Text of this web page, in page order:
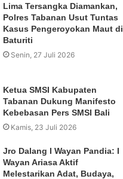
Lima Tersangka Diamankan,
Polres Tabanan Usut Tuntas
Kasus Pengeroyokan Maut di
Baturiti
Senin, 27 Juli 2026
Ketua SMSI Kabupaten
Tabanan Dukung Manifesto
Kebebasan Pers SMSI Bali
Kamis, 23 Juli 2026
Jro Dalang I Wayan Pandia: I
Wayan Ariasa Aktif
Melestarikan Adat, Budaya,